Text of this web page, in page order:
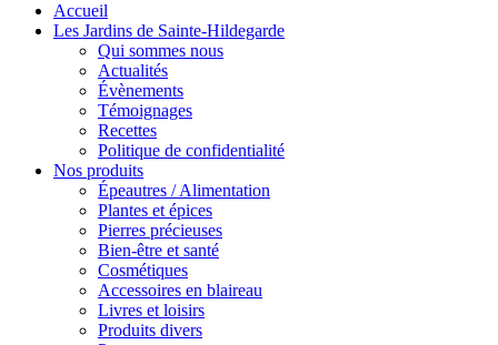
Accueil
Les Jardins de Sainte-Hildegarde
Qui sommes nous
Actualités
Évènements
Témoignages
Recettes
Politique de confidentialité
Nos produits
Épeautres / Alimentation
Plantes et épices
Pierres précieuses
Bien-être et santé
Cosmétiques
Accessoires en blaireau
Livres et loisirs
Produits divers